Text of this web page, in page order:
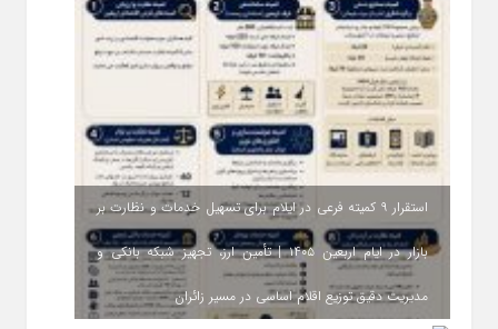
استقرار ۹ کمیته فرعی در ایلام برای تسهیل خدمات و نظارت بر
بازار در ایام اربعین ۱۴۰۵ | تأمین ارز، تجهیز شبکه بانکی و
مدیریت دقیق توزیع اقلام اساسی در مسیر زائران